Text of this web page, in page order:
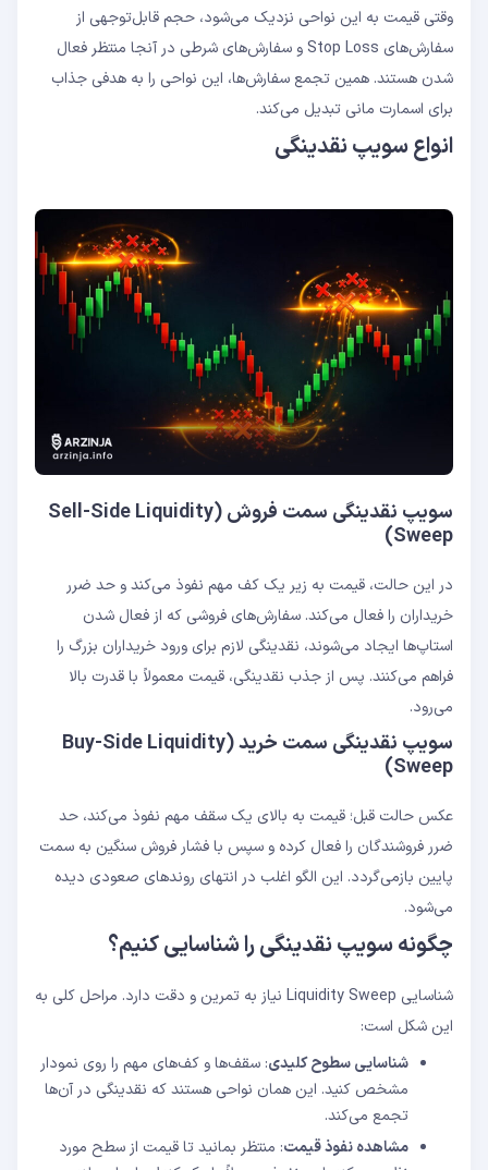
وقتی قیمت به این نواحی نزدیک می‌شود، حجم قابل‌توجهی از
سفارش‌های Stop Loss و سفارش‌های شرطی در آنجا منتظر فعال
شدن هستند. همین تجمع سفارش‌ها، این نواحی را به هدفی جذاب
برای اسمارت مانی تبدیل می‌کند.
انواع سویپ نقدینگی
سویپ نقدینگی سمت فروش (Sell-Side Liquidity
Sweep)
در این حالت، قیمت به زیر یک کف مهم نفوذ می‌کند و حد ضرر
خریداران را فعال می‌کند. سفارش‌های فروشی که از فعال شدن
استاپ‌ها ایجاد می‌شوند، نقدینگی لازم برای ورود خریداران بزرگ را
فراهم می‌کنند. پس از جذب نقدینگی، قیمت معمولاً با قدرت بالا
می‌رود.
سویپ نقدینگی سمت خرید (Buy-Side Liquidity
Sweep)
عکس حالت قبل؛ قیمت به بالای یک سقف مهم نفوذ می‌کند، حد
ضرر فروشندگان را فعال کرده و سپس با فشار فروش سنگین به سمت
پایین بازمی‌گردد. این الگو اغلب در انتهای روندهای صعودی دیده
می‌شود.
چگونه سویپ نقدینگی را شناسایی کنیم؟
شناسایی Liquidity Sweep نیاز به تمرین و دقت دارد. مراحل کلی به
این شکل است:
شناسایی سطوح کلیدی: سقف‌ها و کف‌های مهم را روی نمودار
مشخص کنید. این همان نواحی هستند که نقدینگی در آن‌ها
تجمع می‌کند.
مشاهده نفوذ قیمت: منتظر بمانید تا قیمت از سطح مورد